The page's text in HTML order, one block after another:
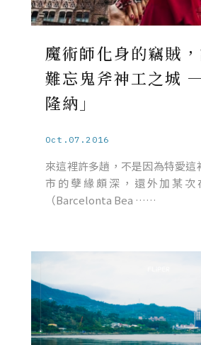
魔術師化身的竊賊
難忘鬼斧神工之城
隆納」
Oct.07.2016
來這裡許多趟，不是因為特愛這
市的孽緣頗深，還外加某次
（Barcelonta‬ Bea ……